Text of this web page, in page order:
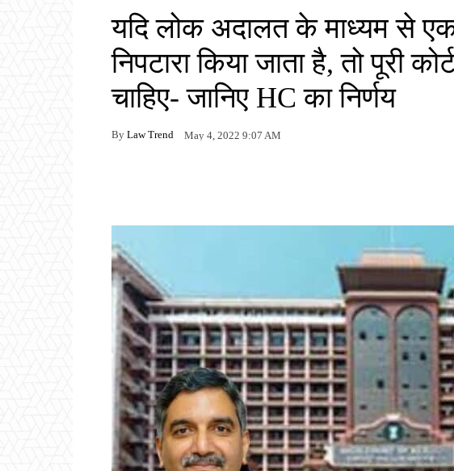
यदि लोक अदालत के माध्यम से एक
निपटारा किया जाता है, तो पूरी
चाहिए- जानिए HC का निर्णय
By Law Trend May 4, 2022 9:07 AM